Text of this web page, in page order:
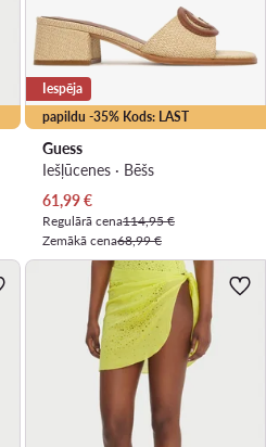
papildu -35% Kods: LAST
Iespēja
Guess
Iešļūcenes · Bēšs
Pašreizējā cena
61,99€
Regulārā cena114,95 €
Zemākā cena68,99 €